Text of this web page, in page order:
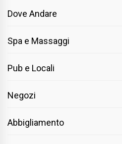
Dove Andare
Spa e Massaggi
Pub e Locali
Negozi
Abbigliamento